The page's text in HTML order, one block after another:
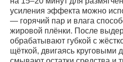
усиления эффекта можно
— горячий пар и влага
жировой плёнки. После
обрабатывают губкой с
щёткой, двигаясь круговыми